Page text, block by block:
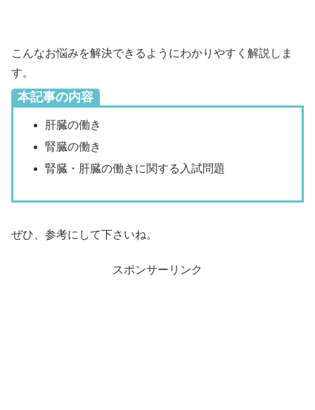
こんなお悩みを解決できるようにわかりやすく解説しま
す。
本記事の内容
肝臓の働き
腎臓の働き
腎臓・肝臓の働きに関する入試問題
ぜひ、参考にして下さいね。
スポンサーリンク